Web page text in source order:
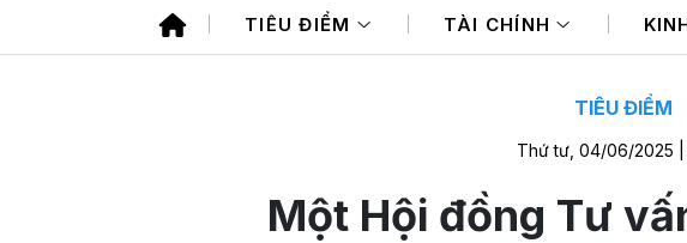
17:28- Giá vàng hướng
TIÊU ĐIỂM TÀI CHÍNH
TIÊU ĐIỂM
Thứ tư, 04/06/2025 |
Một Hội đồng Tư